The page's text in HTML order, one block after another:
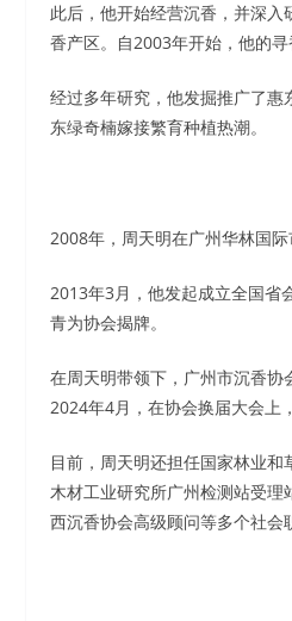
此后，他开始经营沉香，并深
香产区。自2003年开始，他的
经过多年研究，他发掘推广了惠
东绿奇楠嫁接繁育种植热潮。
2008年，周天明在广州华林国际
2013年3月，他发起成立全国
青为协会揭牌。
在周天明带领下，广州市沉香协
2024年4月，在协会换届大会上
目前，周天明还担任国家林业
木材工业研究所广州检测站受
西沉香协会高级顾问等多个社会